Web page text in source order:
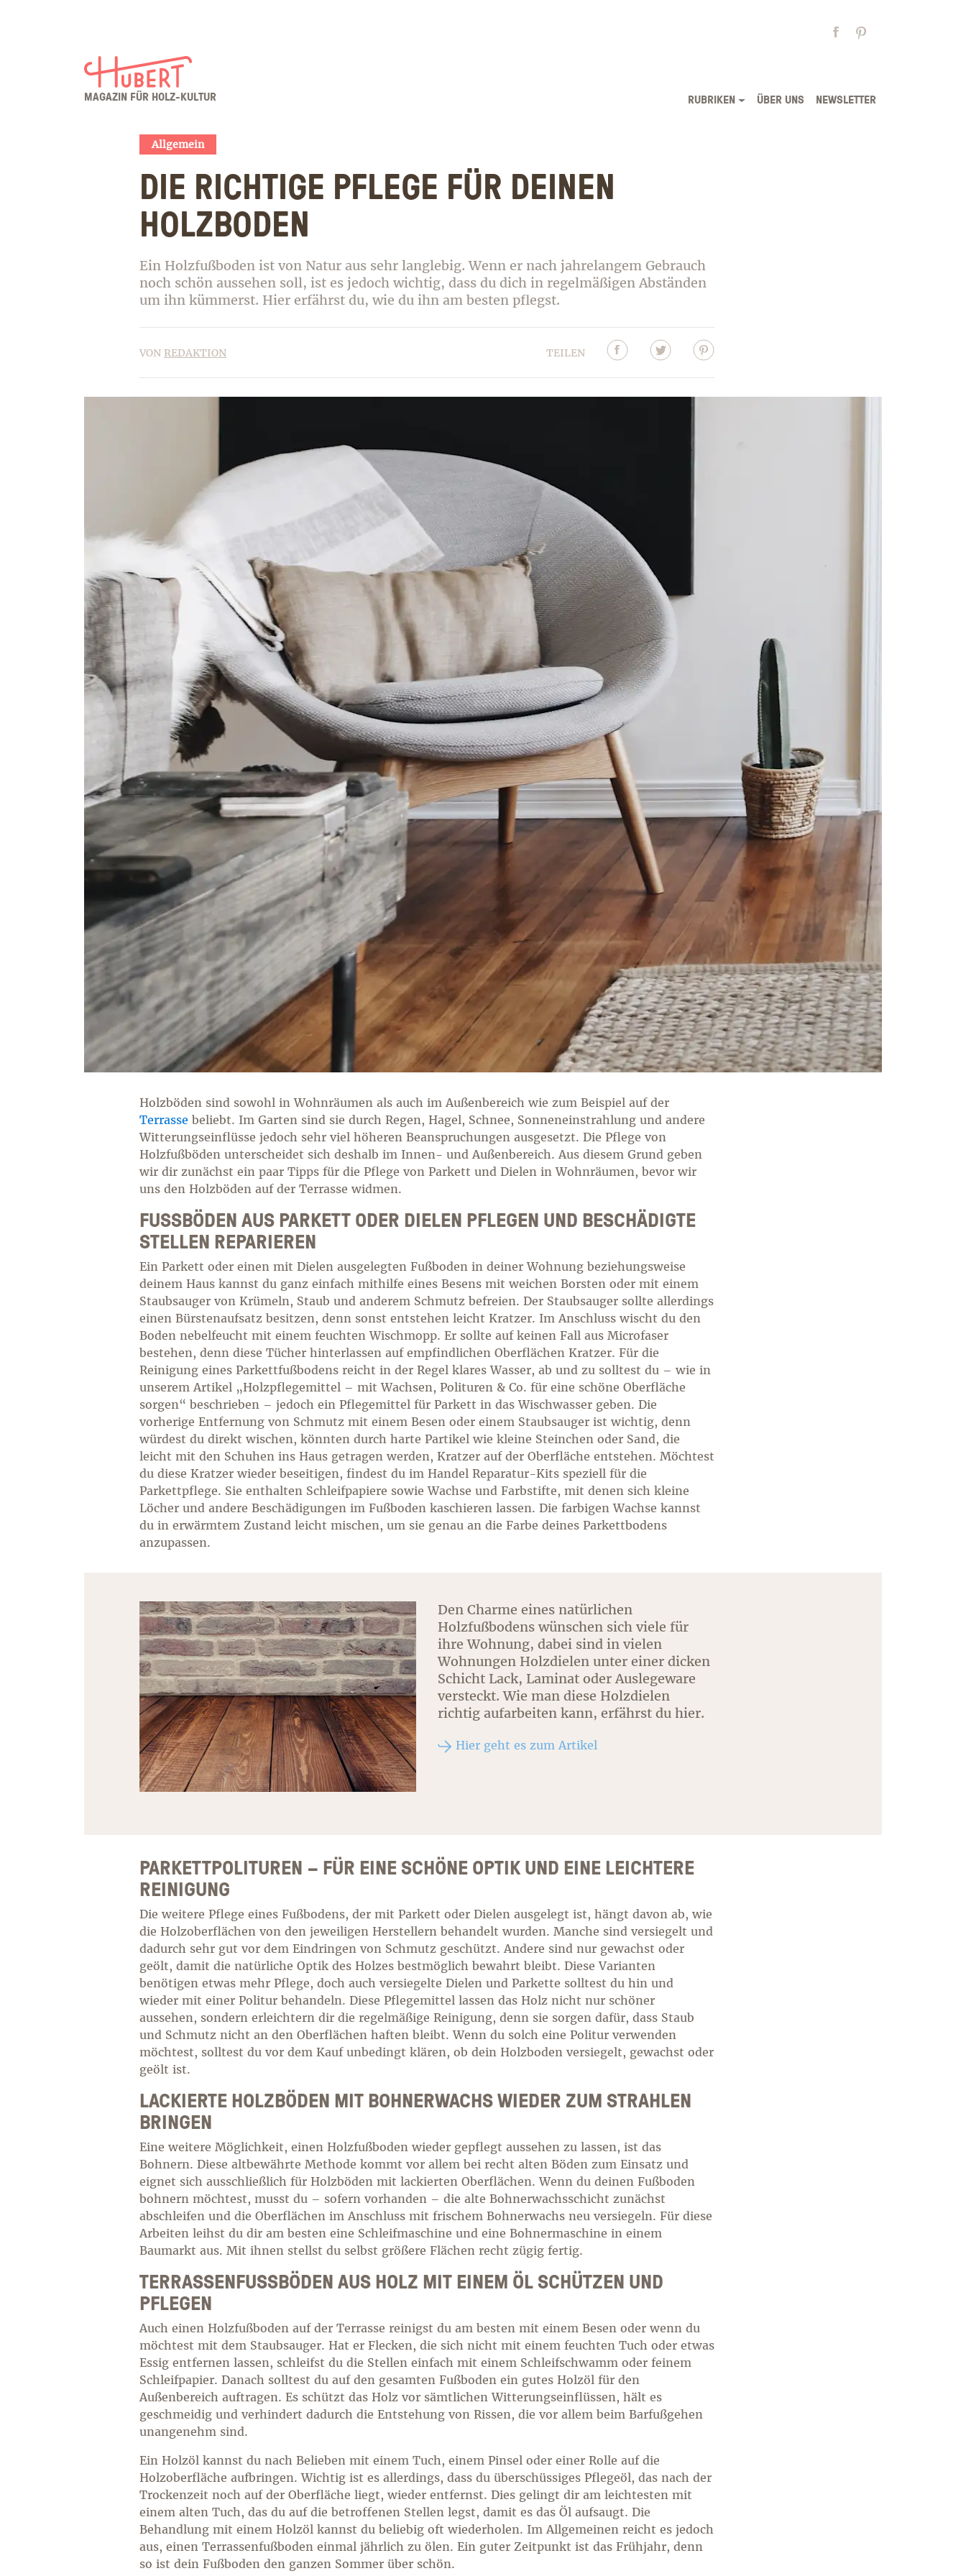
MAGAZIN FÜR HOLZ-KULTUR RUBRIKEN ÜBER UNS NEWSLETTER
Verpasse keine Neuigkeiten von Hubert. Jetzt zum Newsletter anmelden!
Allgemein
DIE RICHTIGE PFLEGE FÜR DEINEN
HOLZBODEN
Ein Holzfußboden ist von Natur aus sehr langlebig. Wenn er nach jahrelangem Gebrauch
noch schön aussehen soll, ist es jedoch wichtig, dass du dich in regelmäßigen Abständen
um ihn kümmerst. Hier erfährst du, wie du ihn am besten pflegst.
VON REDAKTION TEILEN
Holzböden sind sowohl in Wohnräumen als auch im Außenbereich wie zum Beispiel auf der
Terrasse beliebt. Im Garten sind sie durch Regen, Hagel, Schnee, Sonneneinstrahlung und andere
Witterungseinflüsse jedoch sehr viel höheren Beanspruchungen ausgesetzt. Die Pflege von
Holzfußböden unterscheidet sich deshalb im Innen- und Außenbereich. Aus diesem Grund geben
wir dir zunächst ein paar Tipps für die Pflege von Parkett und Dielen in Wohnräumen, bevor wir
uns den Holzböden auf der Terrasse widmen.
FUSSBÖDEN AUS PARKETT ODER DIELEN PFLEGEN UND BESCHÄDIGTE S
TELLEN REPARIEREN
Ein Parkett oder einen mit Dielen ausgelegten Fußboden in deiner Wohnung beziehungsweise
deinem Haus kannst du ganz einfach mithilfe eines Besens mit weichen Borsten oder mit einem
Staubsauger von Krümeln, Staub und anderem Schmutz befreien. Der Staubsauger sollte allerdings
einen Bürstenaufsatz besitzen, denn sonst entstehen leicht Kratzer. Im Anschluss wischt du den
Boden nebelfeucht mit einem feuchten Wischmopp. Er sollte auf keinen Fall aus Microfaser
bestehen, denn diese Tücher hinterlassen auf empfindlichen Oberflächen Kratzer. Für die
Reinigung eines Parkettfußbodens reicht in der Regel klares Wasser, ab und zu solltest du – wie in
unserem Artikel „Holzpflegemittel – mit Wachsen, Polituren & Co. für eine schöne Oberfläche
sorgen“ beschrieben – jedoch ein Pflegemittel für Parkett in das Wischwasser geben. Die
vorherige Entfernung von Schmutz mit einem Besen oder einem Staubsauger ist wichtig, denn
würdest du direkt wischen, könnten durch harte Partikel wie kleine Steinchen oder Sand, die
leicht mit den Schuhen ins Haus getragen werden, Kratzer auf der Oberfläche entstehen. Möchtest
du diese Kratzer wieder beseitigen, findest du im Handel Reparatur-Kits speziell für die
Parkettpflege. Sie enthalten Schleifpapiere sowie Wachse und Farbstifte, mit denen sich kleine
Löcher und andere Beschädigungen im Fußboden kaschieren lassen. Die farbigen Wachse kannst
du in erwärmtem Zustand leicht mischen, um sie genau an die Farbe deines Parkettbodens
anzupassen.
Den Charme eines natürlichen
Holzfußbodens wünschen sich viele für
ihre Wohnung, dabei sind in vielen
Wohnungen Holzdielen unter einer dicken
Schicht Lack, Laminat oder Auslegeware
versteckt. Wie man diese Holzdielen
richtig aufarbeiten kann, erfährst du hier.
Hier geht es zum Artikel
PARKETTPOLITUREN – FÜR EINE SCHÖNE OPTIK UND EINE LEICHTERE
REINIGUNG
Die weitere Pflege eines Fußbodens, der mit Parkett oder Dielen ausgelegt ist, hängt davon ab, wie
die Holzoberflächen von den jeweiligen Herstellern behandelt wurden. Manche sind versiegelt und
dadurch sehr gut vor dem Eindringen von Schmutz geschützt. Andere sind nur gewachst oder
geölt, damit die natürliche Optik des Holzes bestmöglich bewahrt bleibt. Diese Varianten
benötigen etwas mehr Pflege, doch auch versiegelte Dielen und Parkette solltest du hin und
wieder mit einer Politur behandeln. Diese Pflegemittel lassen das Holz nicht nur schöner
aussehen, sondern erleichtern dir die regelmäßige Reinigung, denn sie sorgen dafür, dass Staub
und Schmutz nicht an den Oberflächen haften bleibt. Wenn du solch eine Politur verwenden
möchtest, solltest du vor dem Kauf unbedingt klären, ob dein Holzboden versiegelt, gewachst oder
geölt ist.
LACKIERTE HOLZBÖDEN MIT BOHNERWACHS WIEDER ZUM STRAHLEN
BRINGEN
Eine weitere Möglichkeit, einen Holzfußboden wieder gepflegt aussehen zu lassen, ist das
Bohnern. Diese altbewährte Methode kommt vor allem bei recht alten Böden zum Einsatz und
eignet sich ausschließlich für Holzböden mit lackierten Oberflächen. Wenn du deinen Fußboden
bohnern möchtest, musst du – sofern vorhanden – die alte Bohnerwachsschicht zunächst
abschleifen und die Oberflächen im Anschluss mit frischem Bohnerwachs neu versiegeln. Für diese
Arbeiten leihst du dir am besten eine Schleifmaschine und eine Bohnermaschine in einem
Baumarkt aus. Mit ihnen stellst du selbst größere Flächen recht zügig fertig.
TERRASSENFUSSBÖDEN AUS HOLZ MIT EINEM ÖL SCHÜTZEN UND P
FLEGEN
Auch einen Holzfußboden auf der Terrasse reinigst du am besten mit einem Besen oder wenn du
möchtest mit dem Staubsauger. Hat er Flecken, die sich nicht mit einem feuchten Tuch oder etwas
Essig entfernen lassen, schleifst du die Stellen einfach mit einem Schleifschwamm oder feinem
Schleifpapier. Danach solltest du auf den gesamten Fußboden ein gutes Holzöl für den
Außenbereich auftragen. Es schützt das Holz vor sämtlichen Witterungseinflüssen, hält es
geschmeidig und verhindert dadurch die Entstehung von Rissen, die vor allem beim Barfußgehen
unangenehm sind.
Ein Holzöl kannst du nach Belieben mit einem Tuch, einem Pinsel oder einer Rolle auf die
Holzoberfläche aufbringen. Wichtig ist es allerdings, dass du überschüssiges Pflegeöl, das nach der
Trockenzeit noch auf der Oberfläche liegt, wieder entfernst. Dies gelingt dir am leichtesten mit
einem alten Tuch, das du auf die betroffenen Stellen legst, damit es das Öl aufsaugt. Die
Behandlung mit einem Holzöl kannst du beliebig oft wiederholen. Im Allgemeinen reicht es jedoch
aus, einen Terrassenfußboden einmal jährlich zu ölen. Ein guter Zeitpunkt ist das Frühjahr, denn
so ist dein Fußboden den ganzen Sommer über schön.